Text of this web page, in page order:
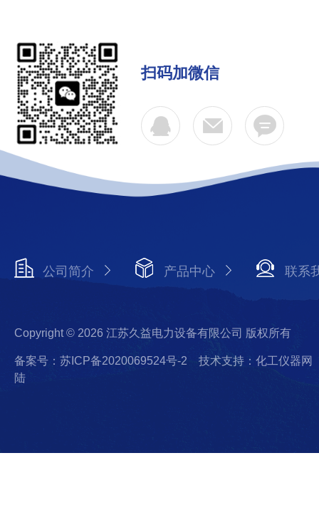
扫码加微信
公司简介 产品中心 联系
Copyright © 2026 江苏久益电力设备有限公司 版权所有
备案号：苏ICP备2020069524号-2
技术支持：化工仪器网
陆